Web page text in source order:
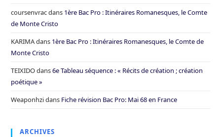
coursenvracdans 1ère Bac Pro : Itinéraires Romanesques, le Comte
de Monte Cristo
KARIMAdans 1ère Bac Pro : Itinéraires Romanesques, le Comte de
Monte Cristo
TEIXIDOdans6e Tableau séquence : « Récits de création ; création
poétique »
Weaponhzidans Fiche révision Bac Pro: Mai 68 en France
ARCHIVES